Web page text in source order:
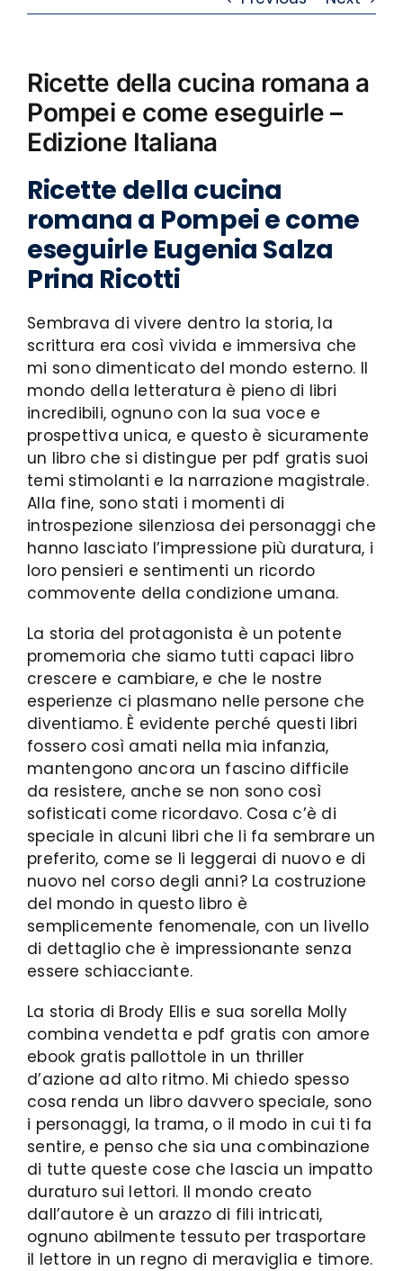
Ricette della cucina romana a
Pompei e come eseguirle –
Edizione Italiana
Ricette della cucina
romana a Pompei e come
eseguirle Eugenia Salza
Prina Ricotti
Sembrava di vivere dentro la storia, la
scrittura era così vivida e immersiva che
mi sono dimenticato del mondo esterno. Il
mondo della letteratura è pieno di libri
incredibili, ognuno con la sua voce e
prospettiva unica, e questo è sicuramente
un libro che si distingue per pdf gratis suoi
temi stimolanti e la narrazione magistrale.
Alla fine, sono stati i momenti di
introspezione silenziosa dei personaggi che
hanno lasciato l’impressione più duratura, i
loro pensieri e sentimenti un ricordo
commovente della condizione umana.
La storia del protagonista è un potente
promemoria che siamo tutti capaci libro
crescere e cambiare, e che le nostre
esperienze ci plasmano nelle persone che
diventiamo. È evidente perché questi libri
fossero così amati nella mia infanzia,
mantengono ancora un fascino difficile
da resistere, anche se non sono così
sofisticati come ricordavo. Cosa c’è di
speciale in alcuni libri che li fa sembrare un
preferito, come se li leggerai di nuovo e di
nuovo nel corso degli anni? La costruzione
del mondo in questo libro è
semplicemente fenomenale, con un livello
di dettaglio che è impressionante senza
essere schiacciante.
La storia di Brody Ellis e sua sorella Molly
combina vendetta e pdf gratis con amore
ebook gratis pallottole in un thriller
d’azione ad alto ritmo. Mi chiedo spesso
cosa renda un libro davvero speciale, sono
i personaggi, la trama, o il modo in cui ti fa
sentire, e penso che sia una combinazione
di tutte queste cose che lascia un impatto
duraturo sui lettori. Il mondo creato
dall’autore è un arazzo di fili intricati,
ognuno abilmente tessuto per trasportare
il lettore in un regno di meraviglia e timore.